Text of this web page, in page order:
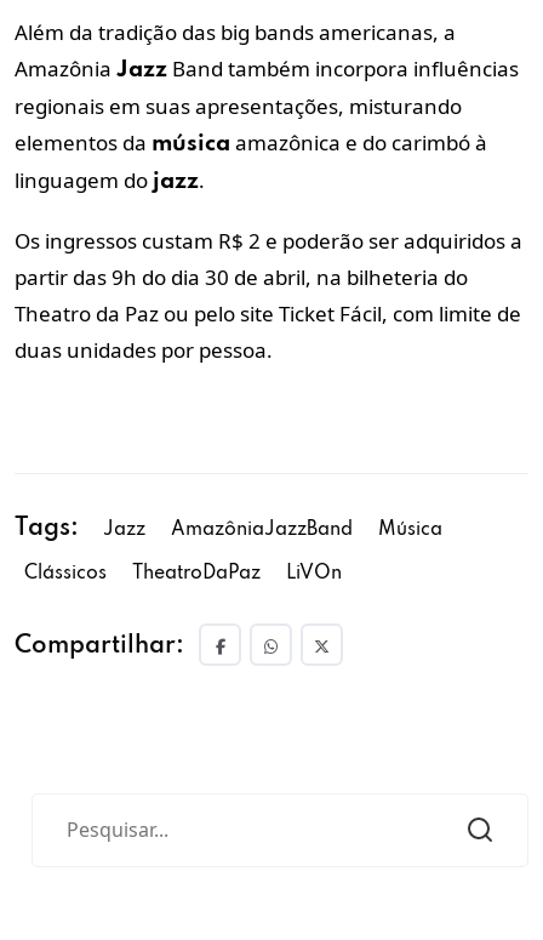
Além da tradição das big bands americanas, a
Amazônia Jazz Band também incorpora influências
regionais em suas apresentações, misturando
elementos da música amazônica e do carimbó à
linguagem do jazz.
Os ingressos custam R$ 2 e poderão ser adquiridos a
partir das 9h do dia 30 de abril, na bilheteria do
Theatro da Paz ou pelo site Ticket Fácil, com limite de
duas unidades por pessoa.
Tags: Jazz AmazôniaJazzBand Música
Clássicos TheatroDaPaz LiVOn
Compartilhar: